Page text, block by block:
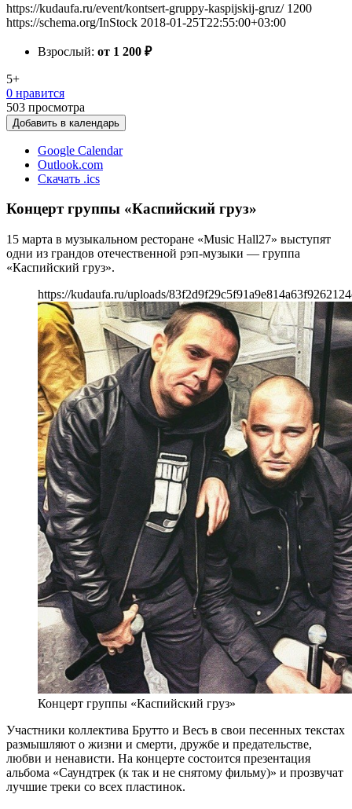
https://kudaufa.ru/event/kontsert-gruppy-kaspijskij-gruz/ 1200
https://schema.org/InStock 2018-01-25T22:55:00+03:00
Взрослый: от 1 200 ₽
5+
0 нравится
503 просмотра
Добавить в календарь
Google Calendar
Outlook.com
Скачать .ics
Концерт группы «Каспийский груз»
15 марта в музыкальном ресторане «Music Hall27» выступят
одни из грандов отечественной рэп-музыки — группа
«Каспийский груз».
https://kudaufa.ru/uploads/
Концерт группы «Каспийский груз»
Участники коллектива Брутто и Весъ в свои песенных текстах
размышляют о жизни и смерти, дружбе и предательстве,
любви и ненависти. На концерте состоится презентация
альбома «Саундтрек (к так и не снятому фильму)» и прозвучат
лучшие треки со всех пластинок.